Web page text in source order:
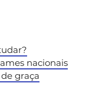
nacionais
graça